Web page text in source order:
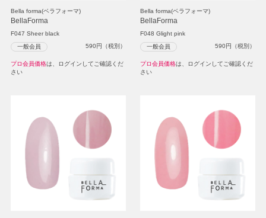
Bella forma(ベラフォーマ)
BellaForma
F047 Sheer black
一般会員 590円（税別）
プロ会員価格は、ログインしてご確認くだ
さい
Bella forma(ベラフォーマ)
BellaForma
F048 Glight pink
一般会員 590円（税別）
プロ会員価格は、ログインしてご確認くだ
さい